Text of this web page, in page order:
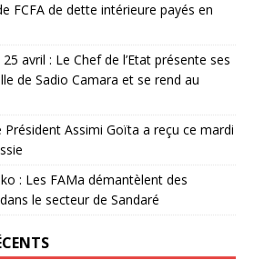
FCFA de dette intérieure payés en
avril : Le Chef de l’Etat présente ses
de Sadio Camara et se rend au
Président Assimi Goïta a reçu ce mardi
: Les FAMa démantèlent des
le secteur de Sandaré